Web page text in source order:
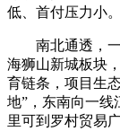
低、首付压力小。
南北通透，一
海狮山新城板块
育链条，项目生
地”，东南向一线
里可到罗村贸易广